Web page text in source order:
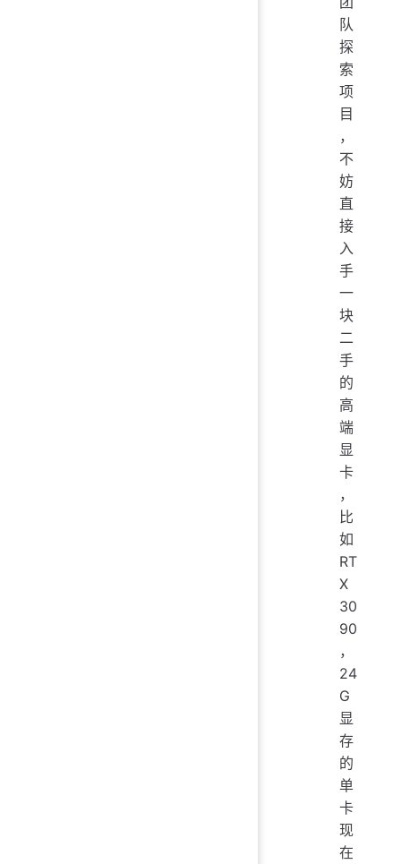
队
探
索
项
目
，
不
妨
直
接
入
手
一
块
二
手
的
高
端
显
卡
，
比
如
RT
X
30
90
，
24
G
显
存
的
单
卡
现
在